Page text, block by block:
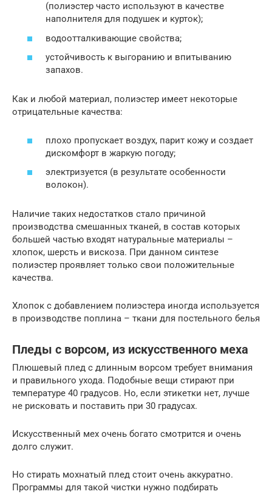
(полиэстер часто используют в качестве
наполнителя для подушек и курток);
водоотталкивающие свойства;
устойчивость к выгоранию и впитыванию
запахов.
Как и любой материал, полиэстер имеет некоторые
отрицательные качества:
плохо пропускает воздух, парит кожу и создает
дискомфорт в жаркую погоду;
электризуется (в результате особенности
волокон).
Наличие таких недостатков стало причиной
производства смешанных тканей, в состав которых
большей частью входят натуральные материалы –
хлопок, шерсть и вискоза. При данном синтезе
полиэстер проявляет только свои положительные
качества.
Хлопок с добавлением полиэстера иногда используется
в производстве поплина – ткани для постельного белья
Пледы с ворсом, из искусственного меха
Плюшевый плед с длинным ворсом требует внимания
и правильного ухода. Подобные вещи стирают при
температуре 40 градусов. Но, если этикетки нет, лучше
не рисковать и поставить при 30 градусах.
Искусственный мех очень богато смотрится и очень
долго служит.
Но стирать мохнатый плед стоит очень аккуратно.
Программы для такой чистки нужно подбирать